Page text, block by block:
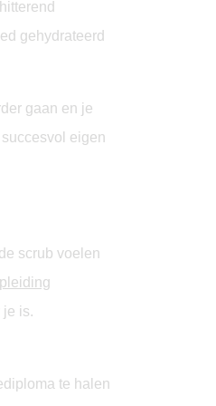
gehydrateerd
gaan en je
eigen
scrub voelen
je is.
te halen